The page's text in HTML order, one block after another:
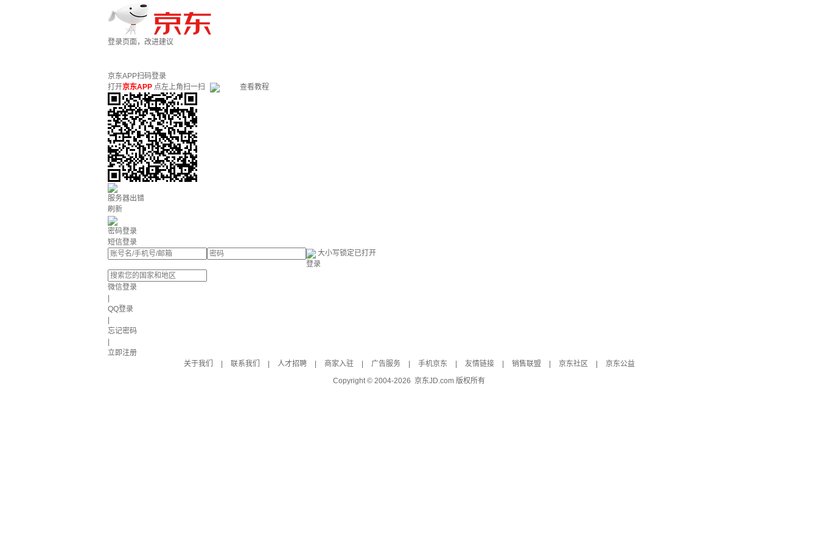
登录页面，改进建议
京东APP扫码登录
打开京东APP 点左上角扫一扫 查看教程
服务器出错
刷新
密码登录
短信登录
大小写锁定已打开
登录
微信登录
QQ登录
忘记密码
立即注册
关于我们
联系我们 人才招聘 商家入驻 广告服务 手机京东 友情链接 销售联盟 京东社区
京东公益
Copyright © 2004-2026 京东JD.com 版权所有